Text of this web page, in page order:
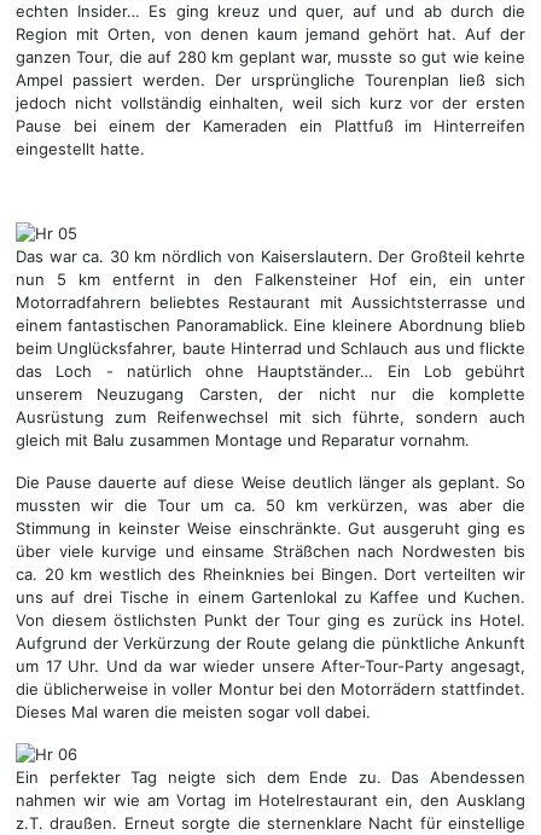
echten Insider… Es ging kreuz und quer, auf und ab durch die
Region mit Orten, von denen kaum jemand gehört hat. Auf der
ganzen Tour, die auf 280 km geplant war, musste so gut wie keine
Ampel passiert werden. Der ursprüngliche Tourenplan ließ sich
jedoch nicht vollständig einhalten, weil sich kurz vor der ersten
Pause bei einem der Kameraden ein Plattfuß im Hinterreifen
eingestellt hatte.
Das war ca. 30 km nördlich von Kaiserslautern. Der Großteil kehrte
nun 5 km entfernt in den Falkensteiner Hof ein, ein unter
Motorradfahrern beliebtes Restaurant mit Aussichtsterrasse und
einem fantastischen Panoramablick. Eine kleinere Abordnung blieb
beim Unglücksfahrer, baute Hinterrad und Schlauch aus und flickte
das Loch - natürlich ohne Hauptständer… Ein Lob gebührt
unserem Neuzugang Carsten, der nicht nur die komplette
Ausrüstung zum Reifenwechsel mit sich führte, sondern auch
gleich mit Balu zusammen Montage und Reparatur vornahm.
Die Pause dauerte auf diese Weise deutlich länger als geplant. So
mussten wir die Tour um ca. 50 km verkürzen, was aber die
Stimmung in keinster Weise einschränkte. Gut ausgeruht ging es
über viele kurvige und einsame Sträßchen nach Nordwesten bis
ca. 20 km westlich des Rheinknies bei Bingen. Dort verteilten wir
uns auf drei Tische in einem Gartenlokal zu Kaffee und Kuchen.
Von diesem östlichsten Punkt der Tour ging es zurück ins Hotel.
Aufgrund der Verkürzung der Route gelang die pünktliche Ankunft
um 17 Uhr. Und da war wieder unsere After-Tour-Party angesagt,
die üblicherweise in voller Montur bei den Motorrädern stattfindet.
Dieses Mal waren die meisten sogar voll dabei.
Ein perfekter Tag neigte sich dem Ende zu. Das Abendessen
nahmen wir wie am Vortag im Hotelrestaurant ein, den Ausklang
z.T. draußen. Erneut sorgte die sternenklare Nacht für einstellige